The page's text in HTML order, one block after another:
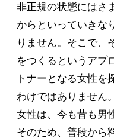
非正規の状態にはさ
からといっていきな
りません。そこで、
をつくるというアプ
トナーとなる女性を
わけではありません
女性は、今も昔も男
そのため、普段から